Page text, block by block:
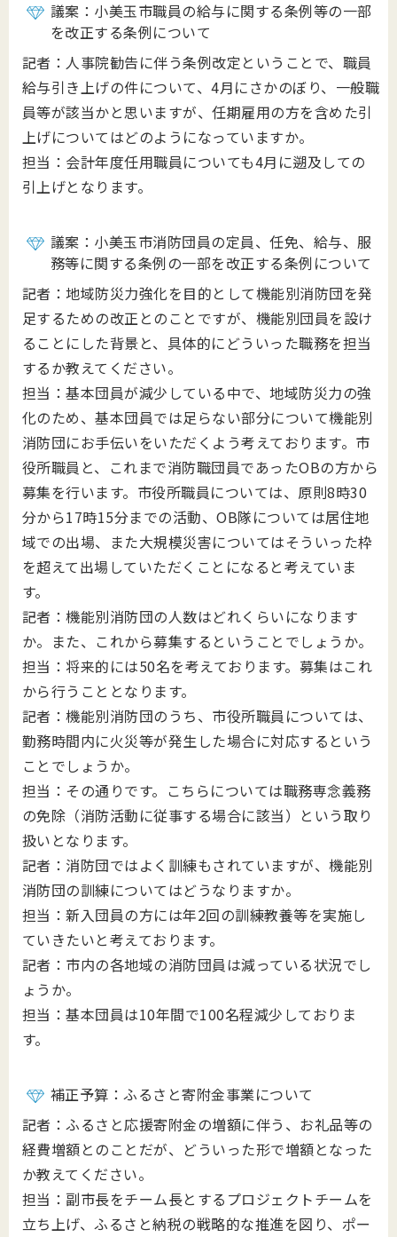
議案：小美玉市職員の給与に関する条例等の一部
を改正する条例について
記者：人事院勧告に伴う条例改定ということで、職員
給与引き上げの件について、4月にさかのぼり、一般職
員等が該当かと思いますが、任期雇用の方を含めた引
上げについてはどのようになっていますか。
担当：会計年度任用職員についても4月に遡及しての
引上げとなります。
議案：小美玉市消防団員の定員、任免、給与、服
務等に関する条例の一部を改正する条例について
記者：地域防災力強化を目的として機能別消防団を発
足するための改正とのことですが、機能別団員を設け
ることにした背景と、具体的にどういった職務を担当
するか教えてください。
担当：基本団員が減少している中で、地域防災力の強
化のため、基本団員では足らない部分について機能別
消防団にお手伝いをいただくよう考えております。市
役所職員と、これまで消防職団員であったOBの方から
募集を行います。市役所職員については、原則8時30
分から17時15分までの活動、OB隊については居住地
域での出場、また大規模災害についてはそういった枠
を超えて出場していただくことになると考えていま
す。
記者：機能別消防団の人数はどれくらいになります
か。また、これから募集するということでしょうか。
担当：将来的には50名を考えております。募集はこれ
から行うこととなります。
記者：機能別消防団のうち、市役所職員については、
勤務時間内に火災等が発生した場合に対応するという
ことでしょうか。
担当：その通りです。こちらについては職務専念義務
の免除（消防活動に従事する場合に該当）という取り
扱いとなります。
記者：消防団ではよく訓練もされていますが、機能別
消防団の訓練についてはどうなりますか。
担当：新入団員の方には年2回の訓練教養等を実施し
ていきたいと考えております。
記者：市内の各地域の消防団員は減っている状況でし
ょうか。
担当：基本団員は10年間で100名程減少しておりま
す。
補正予算：ふるさと寄附金事業について
記者：ふるさと応援寄附金の増額に伴う、お礼品等の
経費増額とのことだが、どういった形で増額となった
か教えてください。
担当：副市長をチーム長とするプロジェクトチームを
立ち上げ、ふるさと納税の戦略的な推進を図り、ポー